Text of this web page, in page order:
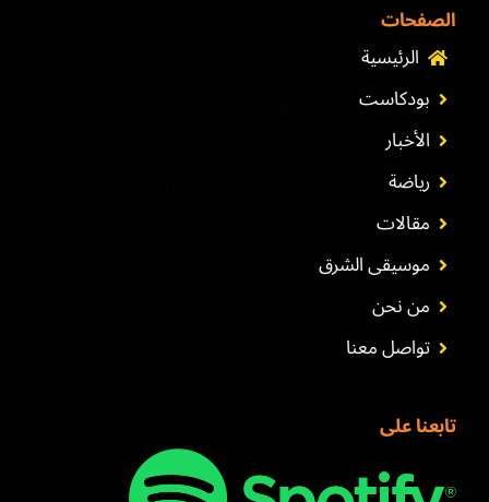
الصفحات
الرئيسية
بودكاست
الأخبار
رياضة
مقالات
موسيقى الشرق
من نحن
تواصل معنا
تابعنا على